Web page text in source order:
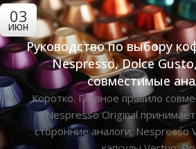
03
ИЮН
Руководство по выбору
Nespresso, Dolce
совместимые
Коротко. Главное правило
Nespresso Original
сторонние аналоги;